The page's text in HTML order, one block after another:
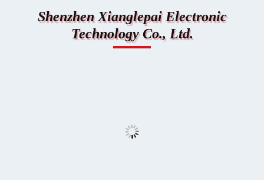
Shenzhen Xianglepai Electronic
Technology Co., Ltd.